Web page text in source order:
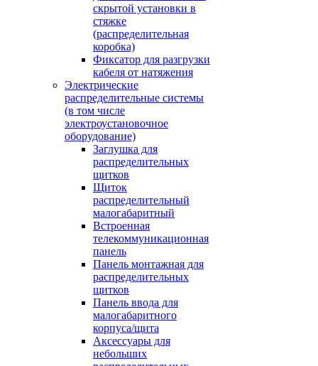
скрытой установки в
стяжке
(распределительная
коробка)
Фиксатор для разгрузки
кабеля от натяжения
Электрические
распределительные системы
(в том числе
электроустановочное
оборудование)
Заглушка для
распределительных
щитков
Щиток
распределительный
малогабаритный
Встроенная
телекоммуникационная
панель
Панель монтажная для
распределительных
щитков
Панель ввода для
малогабаритного
корпуса/щита
Аксессуары для
небольших